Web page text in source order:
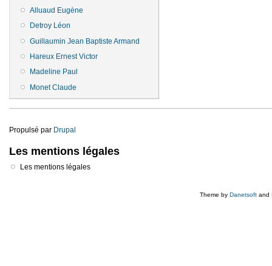
Alluaud Eugène
Detroy Léon
Guillaumin Jean Baptiste Armand
Hareux Ernest Victor
Madeline Paul
Monet Claude
Propulsé par Drupal
Les mentions légales
Les mentions légales
Theme by Danetsoft and